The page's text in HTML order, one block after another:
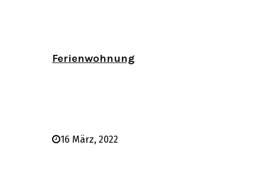
Ferienwohnung
16 März, 2022